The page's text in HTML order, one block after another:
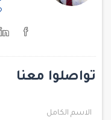
تواصلوا معنا